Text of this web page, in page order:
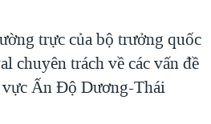
trực của bộ trưởng quốc
chuyên trách về các vấn đề
Ấn Độ Dương-Thái